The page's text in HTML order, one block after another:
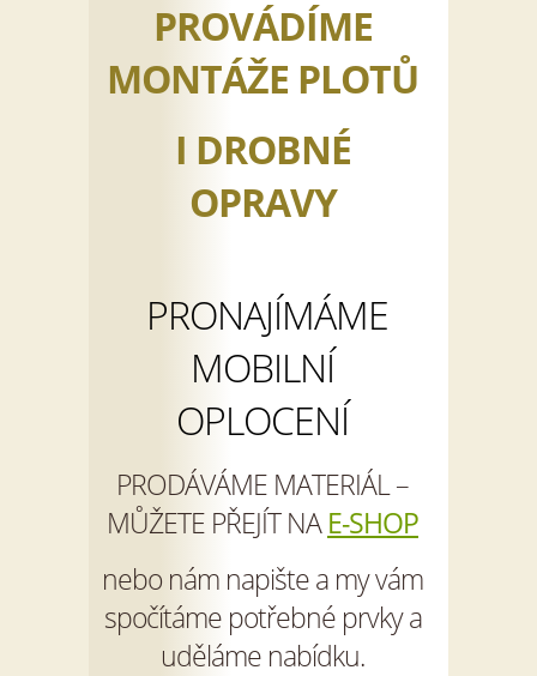
PROVÁDÍME
MONTÁŽE PLOTŮ
I DROBNÉ
OPRAVY
PRONAJÍMÁME
MOBILNÍ
OPLOCENÍ
PRODÁVÁME MATERIÁL –
MŮŽETE PŘEJÍT NAE-SHOP
nebo nám napište a my vám
spočítáme potřebné prvky a
uděláme nabídku.